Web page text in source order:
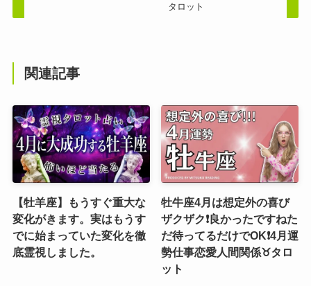
タロット
関連記事
【牡羊座】もうすぐ重大な
変化がきます。実はもうす
でに始まっていた変化を徹
底霊視しました。
牡牛座4月は想定外の喜び
ザクザク❗️良かったですねた
だ待ってるだけでOK❗️4月運
勢仕事恋愛人間関係♉️タロ
ット